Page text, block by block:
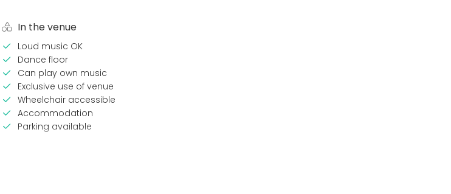
In the venue
Loud music OK
Dance floor
Can play own music
Exclusive use of venue
Wheelchair accessible
Accommodation
Parking available